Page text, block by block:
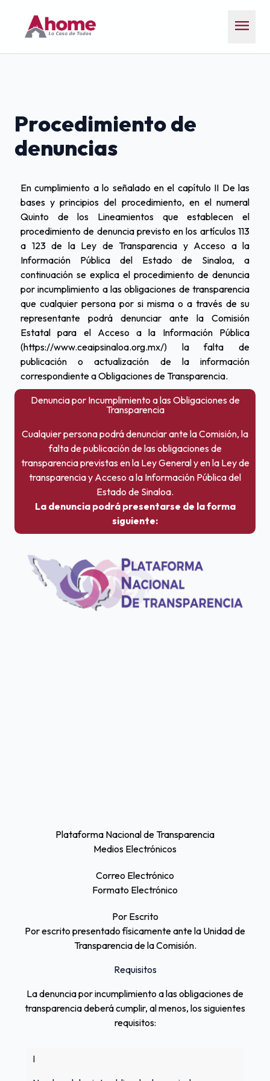
menu
Procedimiento de
denuncias
En cumplimiento a lo señalado en el capítulo II De las
bases y principios del procedimiento, en el numeral
Quinto de los Lineamientos que establecen el
procedimiento de denuncia previsto en los artículos 113
a 123 de la Ley de Transparencia y Acceso a la
Información Pública del Estado de Sinaloa, a
continuación se explica el procedimiento de denuncia
por incumplimiento a las obligaciones de transparencia
que cualquier persona por si misma o a través de su
representante podrá denunciar ante la Comisión
Estatal para el Acceso a la Información Pública
(https://www.ceaipsinaloa.org.mx/) la falta de
publicación o actualización de la información
correspondiente a Obligaciones de Transparencia.
Denuncia por Incumplimiento a las Obligaciones de
Transparencia
Cualquier persona podrá denunciar ante la Comisión, la
falta de publicación de las obligaciones de
transparencia previstas en la Ley General y en la Ley de
transparencia y Acceso a la Información Pública del
Estado de Sinaloa.
La denuncia podrá presentarse de la forma
siguiente:
Plataforma Nacional de Transparencia
Medios Electrónicos
Correo Electrónico
Formato Electrónico
Por Escrito
Por escrito presentado físicamente ante la Unidad de
Transparencia de la Comisión.
Requisitos
La denuncia por incumplimiento a las obligaciones de
transparencia deberá cumplir, al menos, los siguientes
requisitos:
I